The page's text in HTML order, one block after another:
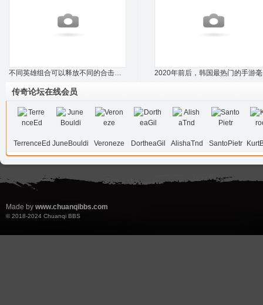
不同英雄组合可以释放不同的合击技能，攻沙
传奇论坛在线会员
TerrenceEd JuneBouldi Veroneze DortheaGil AlishaTnd SantoPietr
Made by www.chuanqibbs.com
© 2018-2024 Chuanqi BBS